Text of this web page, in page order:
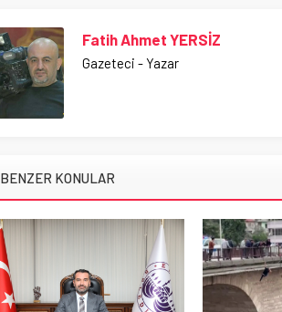
Fatih Ahmet YERSİZ
Gazeteci - Yazar
BENZER KONULAR